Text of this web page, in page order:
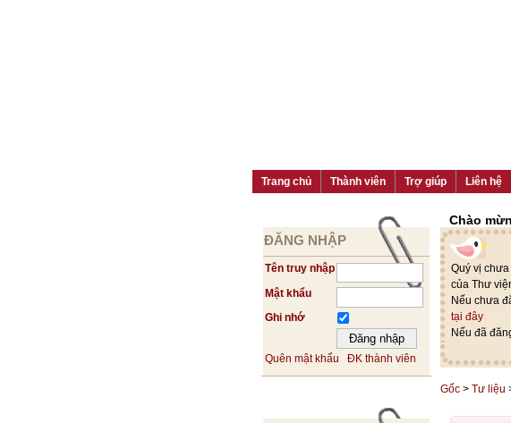
Trang chủ Thành viên Trợ giúp Liên hệ
ĐĂNG NHẬP
Tên truy nhập
Mật khẩu
Ghi nhớ
Quên mật khẩu ĐK thành viên
Chào
Quý vị
của Thư
Nếu chưa
tại đây
Nếu đã
Gốc > Tư liệu